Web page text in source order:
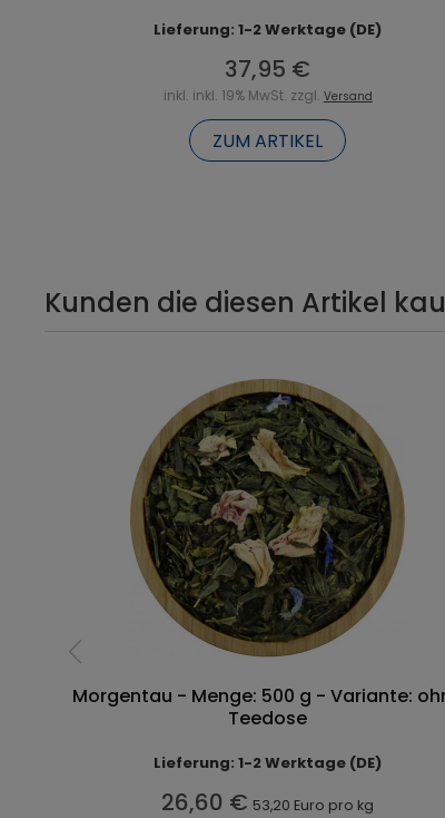
Lieferung: 1-2 Werktage (DE)
37,95 €
inkl. inkl. 19% MwSt. zzgl. Versand
ZUM ARTIKEL
Kunden die diesen Artikel
Morgentau - Menge: 500 g - Variante:
Teedose
Lieferung: 1-2 Werktage (DE)
26,60 € 53,20 Euro pro kg